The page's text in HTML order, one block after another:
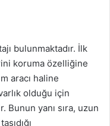
bulunmaktadır. İlk
koruma özelliğine
aracı haline
olduğu için
yanı sıra, uzun